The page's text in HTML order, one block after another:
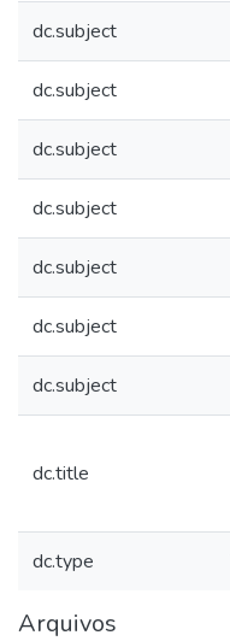
dc.subject
dc.subject
dc.subject
dc.subject
dc.subject
dc.subject
dc.subject
dc.title
dc.type
Arquivos